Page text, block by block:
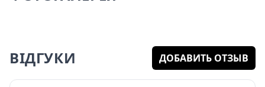
ВІДГУКИ ДОБАВИТЬ ОТЗЫВ